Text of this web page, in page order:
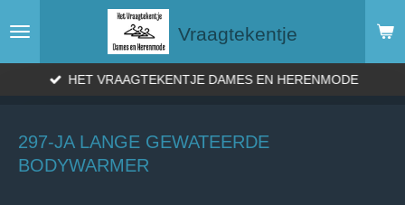
direct
Vraagtekentje
HET VRAAGTEKENTJE DAMES EN HERENMODE
297-JA LANGE GEWATEERDE
BODYWARMER